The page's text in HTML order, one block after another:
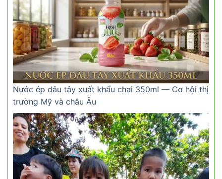
Nước ép dâu tây xuất khẩu chai 350ml — Cơ hội thị
trường Mỹ và châu Âu